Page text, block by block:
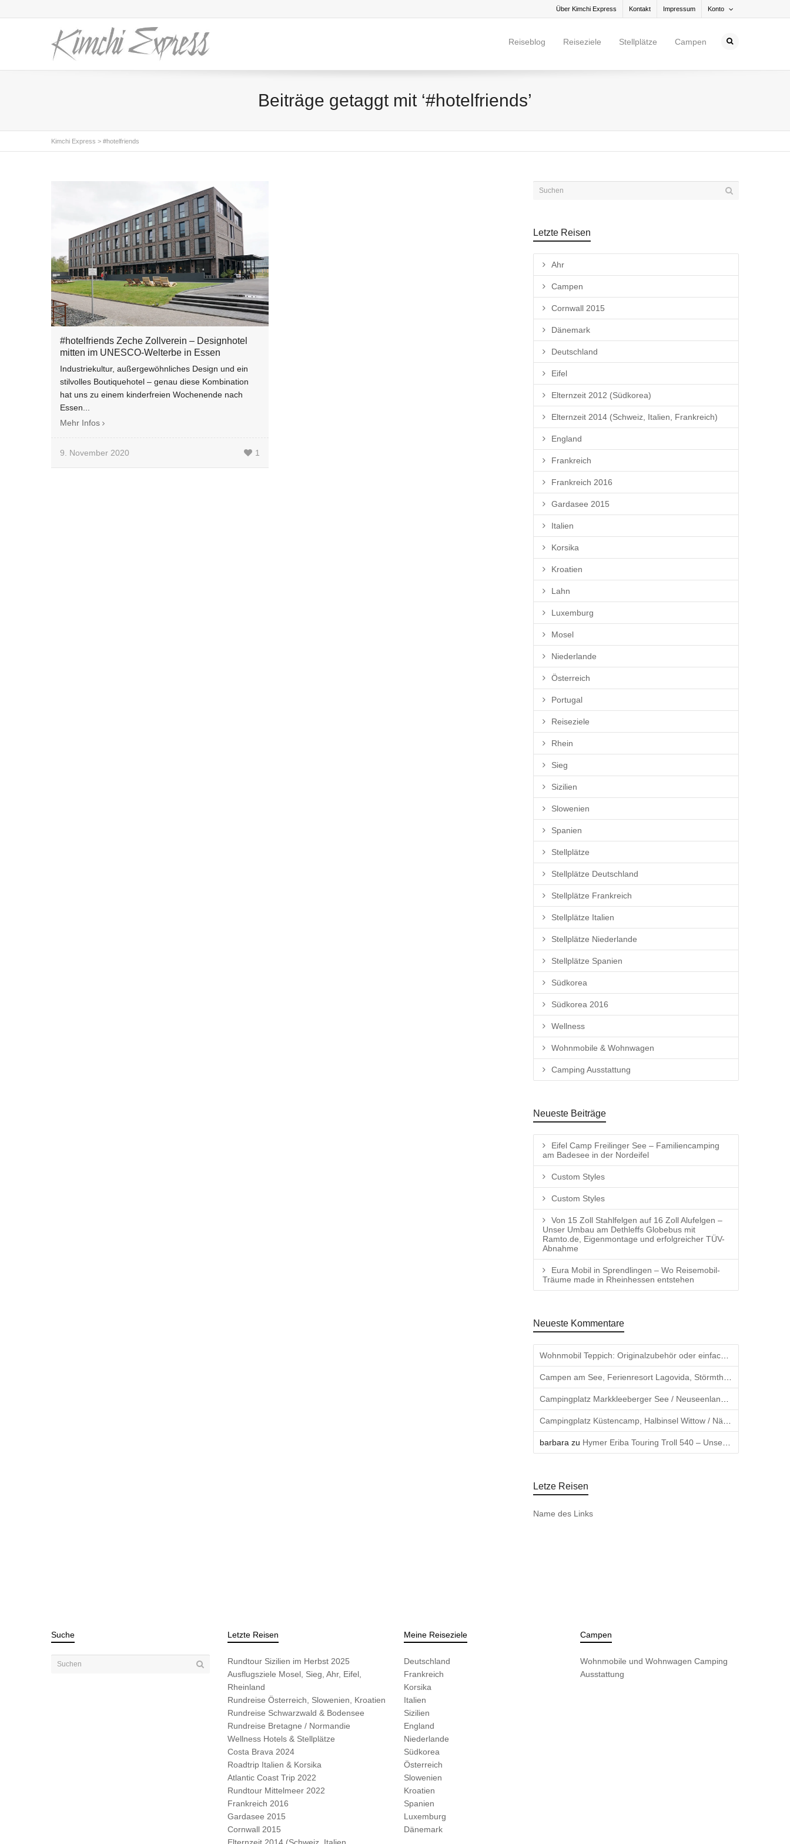
Konto
Über Kimchi Express Kontakt Impressum
Reiseblog Reiseziele Stellplätze Campen
Beiträge getaggt mit ‘#hotelfriends’
Kimchi Express > #hotelfriends
#hotelfriends Zeche Zollverein – Designhotel
mitten im UNESCO-Welterbe in Essen
Industriekultur, außergewöhnliches Design und ein
stilvolles Boutiquehotel – genau diese Kombination
hat uns zu einem kinderfreien Wochenende nach
Essen...
Mehr Infos
9. November 2020 1
Letzte Reisen
Ahr
Campen
Cornwall 2015
Dänemark
Deutschland
Eifel
Elternzeit 2012 (Südkorea)
Elternzeit 2014 (Schweiz, Italien, Frankreich)
England
Frankreich
Frankreich 2016
Gardasee 2015
Italien
Korsika
Kroatien
Lahn
Luxemburg
Mosel
Niederlande
Österreich
Portugal
Reiseziele
Rhein
Sieg
Sizilien
Slowenien
Spanien
Stellplätze
Stellplätze Deutschland
Stellplätze Frankreich
Stellplätze Italien
Stellplätze Niederlande
Stellplätze Spanien
Südkorea
Südkorea 2016
Wellness
Wohnmobile & Wohnwagen
Camping Ausstattung
Neueste Beiträge
Eifel Camp Freilinger See – Familiencamping
am Badesee in der Nordeifel
Custom Styles
Custom Styles
Von 15 Zoll Stahlfelgen auf 16 Zoll Alufelgen –
Unser Umbau am Dethleffs Globebus mit
Ramto.de, Eigenmontage und erfolgreicher TÜV-
Abnahme
Eura Mobil in Sprendlingen – Wo Reisemobil-
Träume made in Rheinhessen entstehen
Neueste Kommentare
barbara zu Hymer Eriba Touring Troll 540 – Unser erster Wohnwagen und die große Freiheit (2014)
Letze Reisen
Name des Links
Suche Letzte Reisen
Rundtour Sizilien im Herbst 2025
Ausflugsziele Mosel, Sieg, Ahr, Eifel,
Rheinland
Rundreise Österreich, Slowenien, Kroatien
Rundreise Schwarzwald & Bodensee
Rundreise Bretagne / Normandie
Wellness Hotels & Stellplätze
Costa Brava 2024
Roadtrip Italien & Korsika
Atlantic Coast Trip 2022
Rundtour Mittelmeer 2022
Frankreich 2016
Gardasee 2015
Cornwall 2015
Meine Reiseziele
Deutschland
Frankreich
Korsika
Italien
Sizilien
England
Niederlande
Südkorea
Österreich
Slowenien
Kroatien
Spanien
Luxemburg
Dänemark
Campen
Wohnmobile und Wohnwagen Camping
Ausstattung